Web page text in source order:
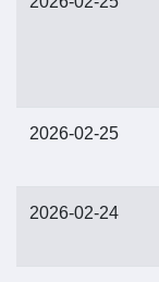
2026-02-25
2026-02-24